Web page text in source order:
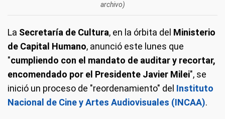
archivo)
La Secretaría de Cultura, en la órbita del Ministerio
de Capital Humano, anunció este lunes que
"cumpliendo con el mandato de auditar y recortar,
encomendado por el Presidente Javier Milei", se
inició un proceso de "reordenamiento" del Instituto
Nacional de Cine y Artes Audiovisuales (INCAA).